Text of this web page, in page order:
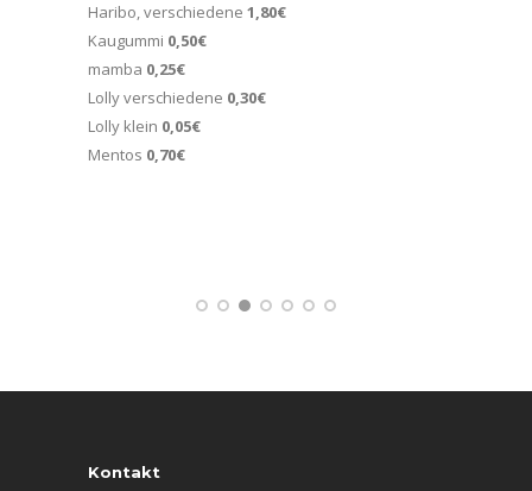
Haribo, verschiedene 1,80€
Kaugummi 0,50€
mamba 0,25€
Lolly verschiedene 0,30€
Lolly klein 0,05€
Mentos 0,70€
Kontakt